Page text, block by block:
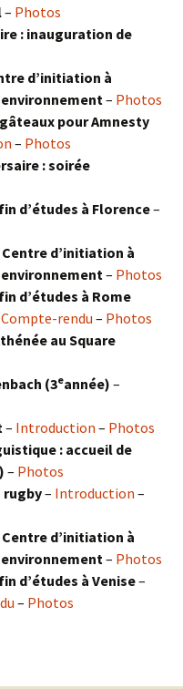
– Photos
: inauguration de
d’initiation à
– Photos
pour Amnesty
– Photos
: soirée
d’études à Florence–
d’initiation à
– Photos
d’études à Rome
Compte-rendu – Photos
au Square
(3eannée) –
– Introduction – Photos
: accueil de
– Photos
– Introduction –
d’initiation à
– Photos
d’études à Venise–
– Photos